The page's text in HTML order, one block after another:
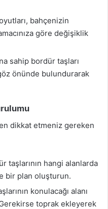
bahçenizin
göre değişiklik
sahip bordür taşları
önünde bulundurarak
dikkat etmeniz gereken
taşlarının hangi alanlarda
bir plan oluşturun.
konulacağı alanı
toprak ekleyerek